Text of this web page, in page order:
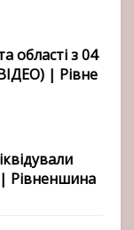
області з 04
| Рівне
| Рівненшина